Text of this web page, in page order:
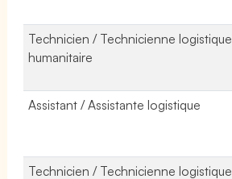
Technicien / Technicienne logistique
humanitaire
Assistant / Assistante logistique
Technicien / Technicienne logistique